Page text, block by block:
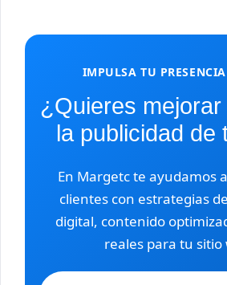
IMPULSA TU
¿Quieres
la publicidad de
En Margetc te ayudamos
clientes con estrategias
digital, contenido
reales para tu sitio